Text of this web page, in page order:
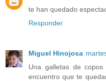
te han quedado
Responder
Miguel Hinojosa
Una galletas de
encuentro que te